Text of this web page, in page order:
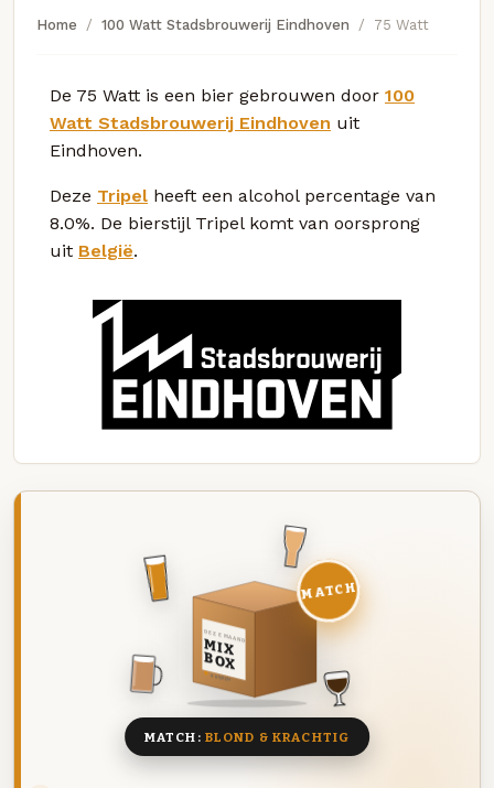
Home 100 Watt Stadsbrouwerij Eindhoven 75 Watt
De 75 Watt is een bier gebrouwen door 100
Watt Stadsbrouwerij Eindhoven uit
Eindhoven.
Deze Tripel heeft een alcohol percentage van
8.0%. De bierstijl Tripel komt van oorsprong
uit België.
DEZE MAAND
MIX
BOX
8 BIEREN
MATCH
MATCH: BLOND & KRACHTIG